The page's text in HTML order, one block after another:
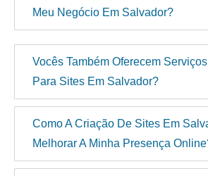
Meu Negócio Em Salvador?
Vocês Também Oferecem
Para Sites Em Salvador?
Como A Criação De Sites Em
Melhorar A Minha Presença